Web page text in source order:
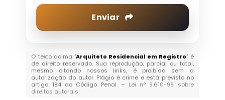
Enviar
O texto acima "Arquiteto Residencial em Registro" é
de direito reservado. Sua reprodução, parcial ou total,
mesmo citando nossos links, é proibida sem a
autorização do autor. Plágio é crime e está previsto no
artigo 184 do Código Penal. – Lei n° 9.610-98 sobre
direitos autorais.